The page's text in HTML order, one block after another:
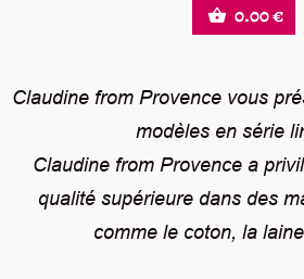
shopping_basket 0.00 €
Claudine from Provence vous
modèles en série
Claudine from Provence a
qualité supérieure dans des
comme le coton, la